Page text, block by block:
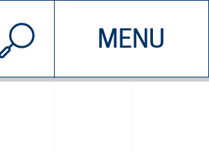
MENU
CHI SIAMO
© 2026 EDDYBURG